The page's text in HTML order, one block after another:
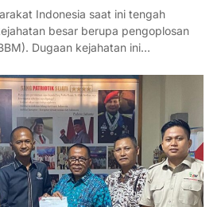
Indonesia saat ini tengah
besar berupa pengoplosan
Dugaan kejahatan ini…